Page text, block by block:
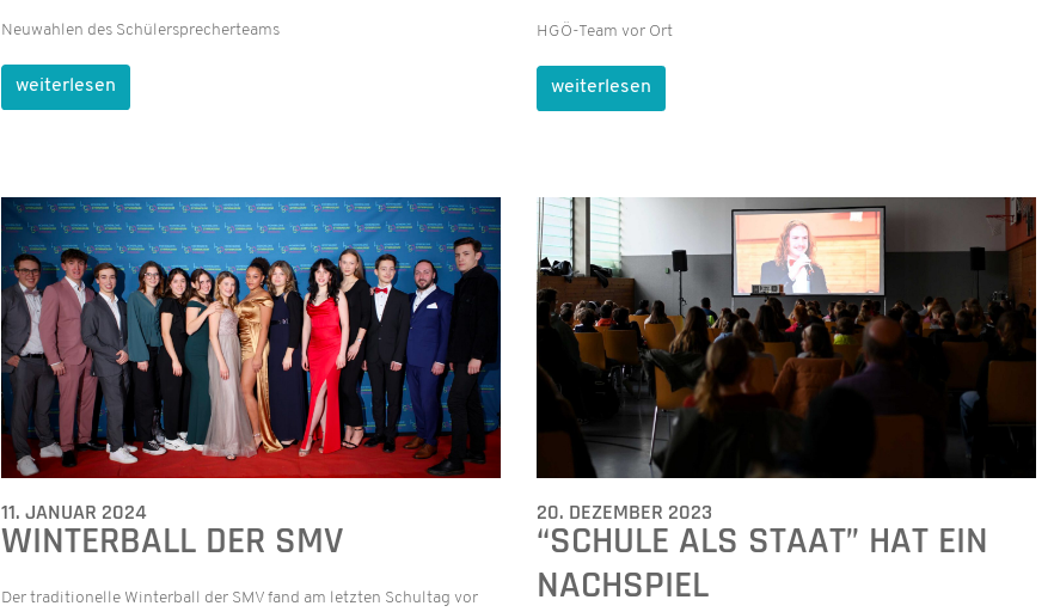
Neuwahlen des Schülersprecherteams
weiterlesen
HGÖ-Team vor Ort
weiterlesen
11. JANUAR 2024
WINTERBALL DER SMV
Der traditionelle Winterball der SMV fand am letzten Schultag vor
20. DEZEMBER 2023
“SCHULE ALS STAAT” HAT EIN
NACHSPIEL